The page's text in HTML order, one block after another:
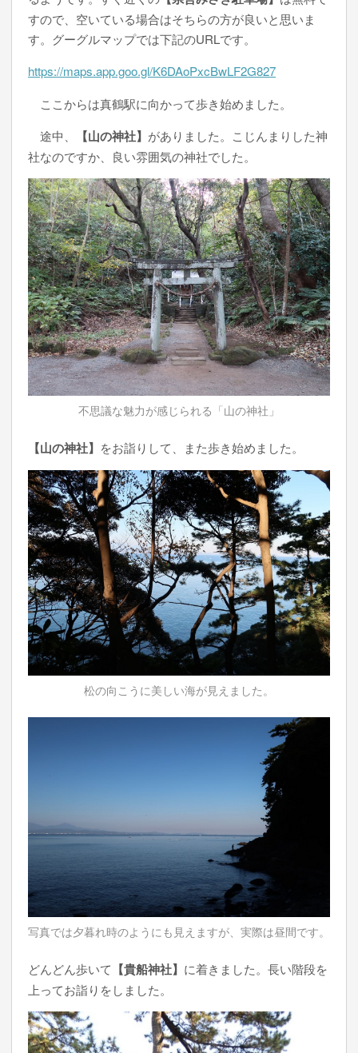
すので、空いている場合はそちらの方が良いと思いま
す。グーグルマップでは下記のURLです。
https://maps.app.goo.gl/K6DAoPxcBwLF2G827
ここからは真鶴駅に向かって歩き始めました。
途中、
【山の神社】 がありました。こじんまりした神
社なのですか、良い雰囲気の神社でした。
不思議な魅力が感じられる「山の神社」
【山の神社】 をお詣りして、また歩き始めました。
松の向こうに美しい海が見えました。
写真では夕暮れ時のようにも見えますが、実際は昼間です。
どんどん歩いて 【貴船神社】 に着きました。長い階段を
上ってお詣りをしました。